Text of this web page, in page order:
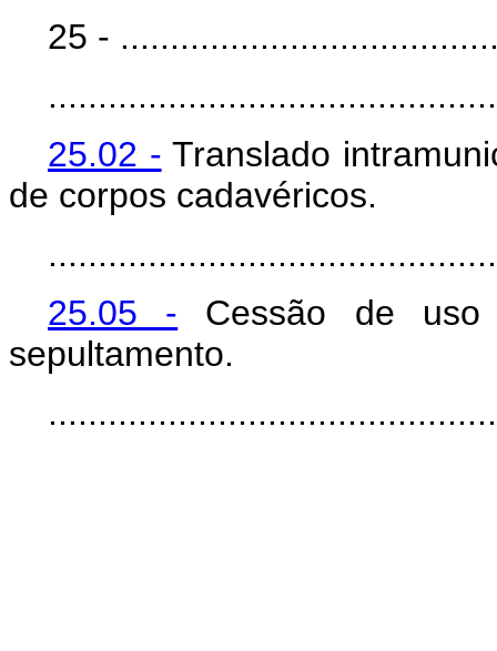
25 -
25.02 - Translado
de corpos cadavéricos.
25.05 - Cessão de uso
sepultamento.